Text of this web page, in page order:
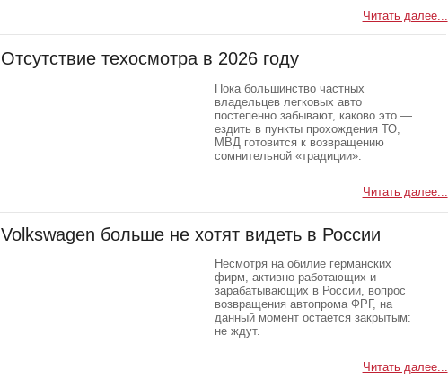
Читать далее...
Отсутствие техосмотра в 2026 году
Пока большинство частных
владельцев легковых авто
постепенно забывают, каково это —
ездить в пункты прохождения ТО,
МВД готовится к возвращению
сомнительной «традиции».
Читать далее...
Volkswagen больше не хотят видеть в России
Несмотря на обилие германских
фирм, активно работающих и
зарабатывающих в России, вопрос
возвращения автопрома ФРГ, на
данный момент остается закрытым:
не ждут.
Читать далее...